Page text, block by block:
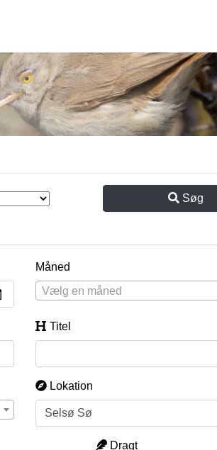
Søg
Måned
Vælg en måned
Titel
Lokation
Dragt